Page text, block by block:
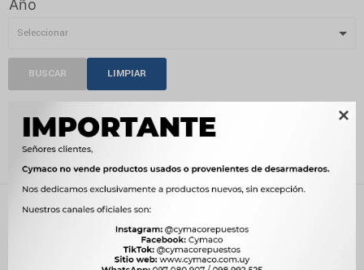

Año
BUSCAR LIMPIAR
FRENOS
Recientes
Filtrando por: Frenos Compatibilidad: